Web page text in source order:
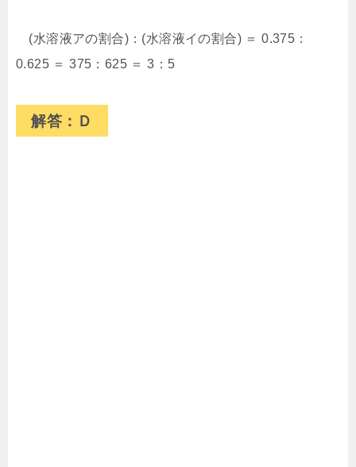
(水溶液アの割合)：(水溶液イの割合) ＝ 0.375：
0.625 ＝ 375：625 ＝ 3：5
解答：Ｄ